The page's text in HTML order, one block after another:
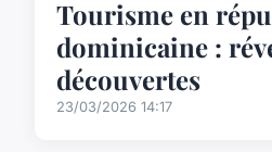
Tourisme en
dominicaine :
découvertes
23/03/2026 14:17